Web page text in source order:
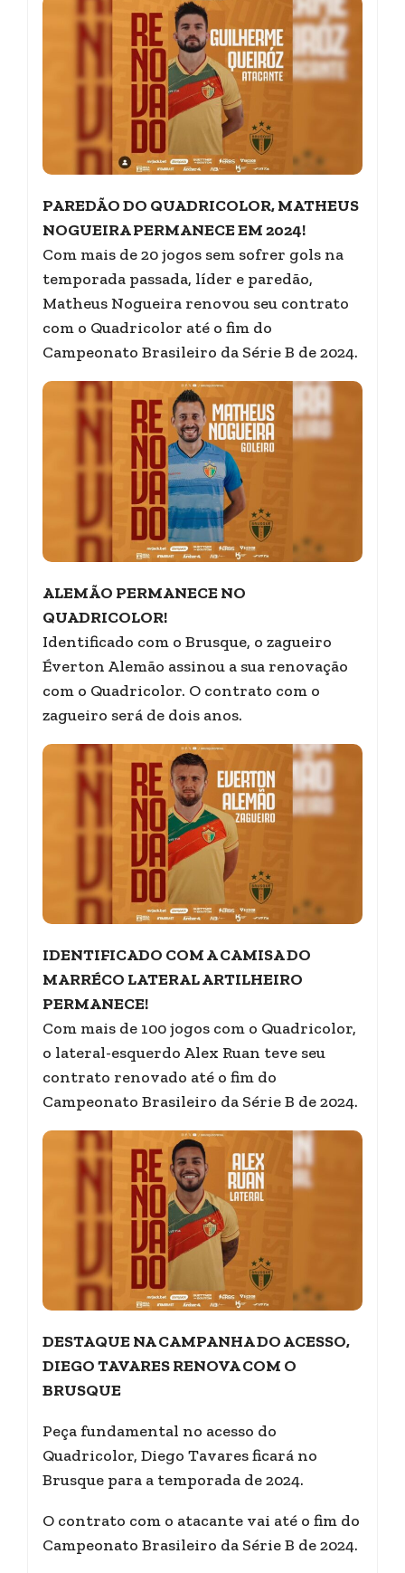
PAREDÃO DO QUADRICOLOR, MATHEUS
NOGUEIRA PERMANECE EM 2024!
Com mais de 20 jogos sem sofrer gols na
temporada passada, líder e paredão,
Matheus Nogueira renovou seu contrato
com o Quadricolor até o fim do
Campeonato Brasileiro da Série B de 2024.
ALEMÃO PERMANECE NO
QUADRICOLOR!
Identificado com o Brusque, o zagueiro
Éverton Alemão assinou a sua renovação
com o Quadricolor. O contrato com o
zagueiro será de dois anos.
IDENTIFICADO COM A CAMISA DO
MARRÉCO LATERAL ARTILHEIRO
PERMANECE!
Com mais de 100 jogos com o Quadricolor,
o lateral-esquerdo Alex Ruan teve seu
contrato renovado até o fim do
Campeonato Brasileiro da Série B de 2024.
DESTAQUE NA CAMPANHA DO ACESSO,
DIEGO TAVARES RENOVA COM O
BRUSQUE
Peça fundamental no acesso do
Quadricolor, Diego Tavares ficará no
Brusque para a temporada de 2024.
O contrato com o atacante vai até o fim do
Campeonato Brasileiro da Série B de 2024.